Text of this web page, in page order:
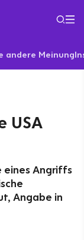
andere Meinung
USA
eines Angriffs
Angabe in